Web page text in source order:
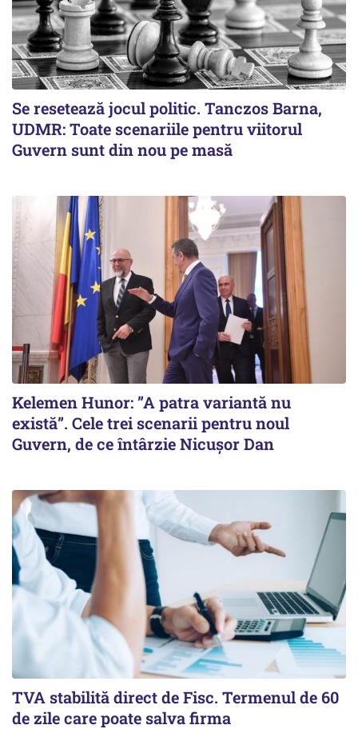
Se resetează jocul politic. Tanczos Barna,
UDMR: Toate scenariile pentru viitorul
Guvern sunt din nou pe masă
Kelemen Hunor: ”A patra variantă nu
există”. Cele trei scenarii pentru noul
Guvern, de ce întârzie Nicușor Dan
TVA stabilită direct de Fisc. Termenul de 60
de zile care poate salva firma